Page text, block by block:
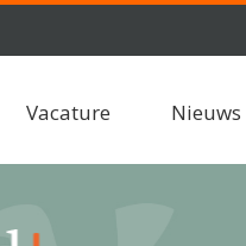
Vacature Nieuws